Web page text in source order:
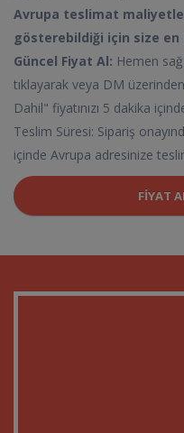
Avrupa teslimat
gösterebildiği için size
Güncel Fiyat Al: Hemen
tıklayarak veya DM
Dahil" fiyatınızı 5 dakika
Teslim Süresi: Sipariş
içinde Avrupa adresinize
FIYAT